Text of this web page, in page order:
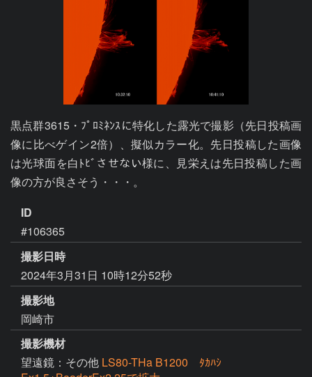
黒点群3615・ﾌﾟﾛﾐﾈﾝｽに特化した露光で撮影（先日投稿画
像に比べゲイン2倍）、擬似カラー化。先日投稿した画像
は光球面を白ﾄﾋﾞさせない様に、見栄えは先日投稿した画
像の方が良さそう・・・。
ID
#106365
撮影日時
2024年3月31日 10時12分52秒
撮影地
岡崎市
撮影機材
望遠鏡：その他 LS80-THa B1200 ﾀｶﾊｼ